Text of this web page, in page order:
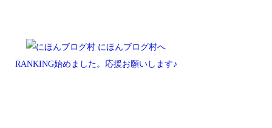
RANKING始めました。応援お願いします♪